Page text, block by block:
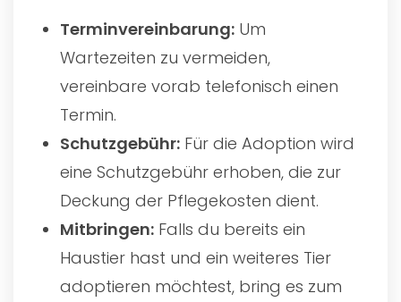
Terminvereinbarung: Um
Wartezeiten zu vermeiden,
vereinbare vorab telefonisch einen
Termin.
Schutzgebühr: Für die Adoption wird
eine Schutzgebühr erhoben, die zur
Deckung der Pflegekosten dient.
Mitbringen: Falls du bereits ein
Haustier hast und ein weiteres Tier
adoptieren möchtest, bring es zum